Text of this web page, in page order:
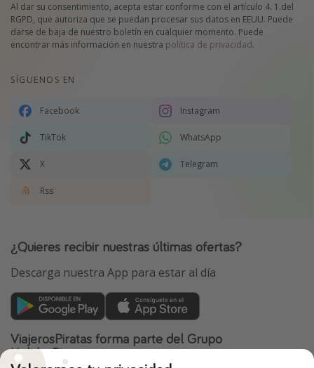
Al dar su consentimiento, acepta estar conforme con el artículo 4. 1.del
RGPD, que autoriza que se puedan procesar sus datos en EEUU. Puede
darse de baja de nuestro boletín en cualquier momento. Puede
encontrar más información en nuestra política de privacidad.
SÍGUENOS EN
Facebook Instagram
TikTok WhatsApp
X Telegram
Rss
¿Quieres recibir nuestras últimas ofertas?
Descarga nuestra App para estar al día
ViajerosPiratas forma parte del Grupo
HolidayPirates